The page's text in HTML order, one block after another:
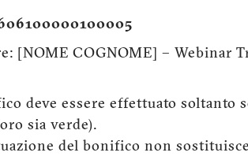
[NOME COGNOME] – Webinar
deve essere effettuato soltanto
sia verde).
del bonifico non